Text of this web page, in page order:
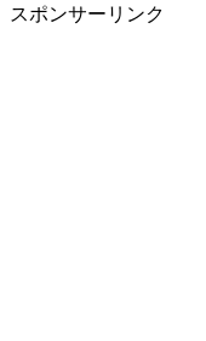
スポンサーリンク